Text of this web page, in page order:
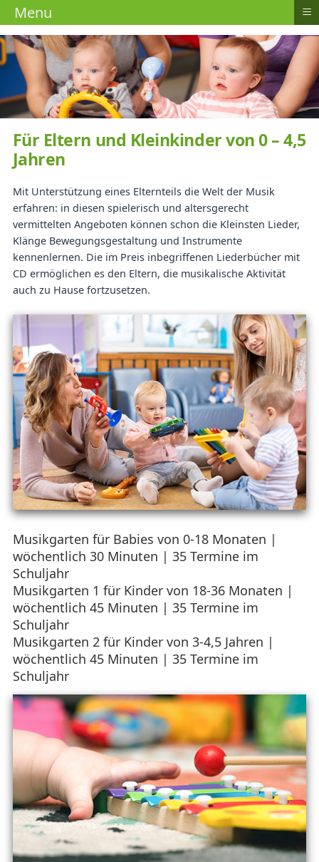
Für Eltern und Kleinkinder von 0 – 4,5
Jahren
Mit Unterstützung eines Elternteils die Welt der Musik
erfahren: in diesen spielerisch und altersgerecht
vermittelten Angeboten können schon die Kleinsten Lieder,
Klänge Bewegungsgestaltung und Instrumente
kennenlernen. Die im Preis inbegriffenen Liederbücher mit
CD ermöglichen es den Eltern, die musikalische Aktivität
auch zu Hause fortzusetzen.
Musikgarten für Babies von 0-18 Monaten |
wöchentlich 30 Minuten | 35 Termine im
Schuljahr
Musikgarten 1 für Kinder von 18-36 Monaten |
wöchentlich 45 Minuten | 35 Termine im
Schuljahr
Musikgarten 2 für Kinder von 3-4,5 Jahren |
wöchentlich 45 Minuten | 35 Termine im
Schuljahr
Menu ≡